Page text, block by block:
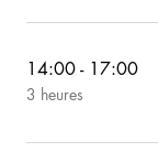
14:00 - 17:00
3 heures